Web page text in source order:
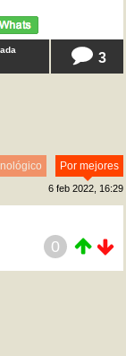
3
Por mejores
6 feb 2022, 16:29
0